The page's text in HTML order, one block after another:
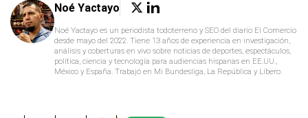
Noé Yactayo
Noé Yactayo es un periodista todoterreno y SEO del diario El Comercio
desde mayo del 2022. Tiene 13 años de experiencia en investigación,
análisis y coberturas en vivo sobre noticias de deportes, espectáculos,
política, ciencia y tecnología para audiencias hispanas en EE.UU.,
México y España. Trabajó en Mi Bundesliga, La República y Líbero.